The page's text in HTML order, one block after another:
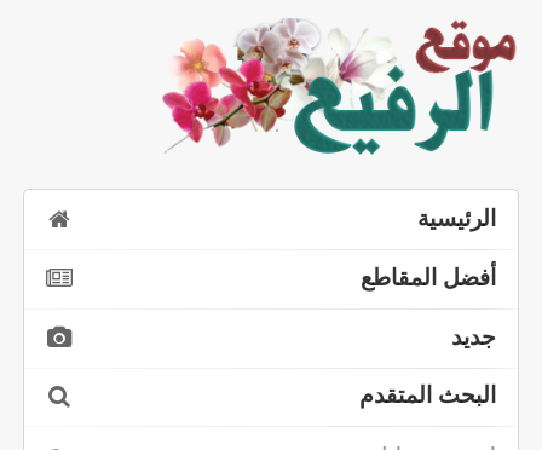
الرئيسية
أفضل المقاطع
جديد
البحث المتقدم